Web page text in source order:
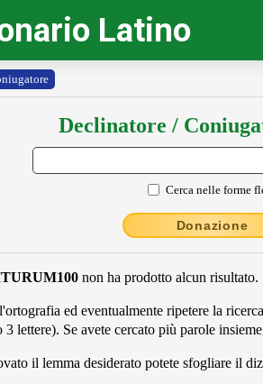
Latino
Declinatore /
Cerca nelle forme
Donazione
non ha prodotto alcun risultato.
ed eventualmente ripetere la
lettere). Se avete cercato più parole
il lemma desiderato potete sfogliare il